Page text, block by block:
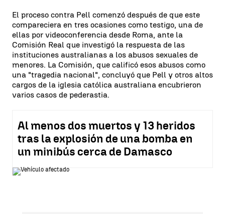
El proceso contra Pell comenzó después de que este
compareciera en tres ocasiones como testigo, una de
ellas por videoconferencia desde Roma, ante la
Comisión Real que investigó la respuesta de las
instituciones australianas a los abusos sexuales de
menores. La Comisión, que calificó esos abusos como
una "tragedia nacional", concluyó que Pell y otros altos
cargos de la iglesia católica australiana encubrieron
varios casos de pederastia.
Al menos dos muertos y 13 heridos
tras la explosión de una bomba en
un minibús cerca de Damasco